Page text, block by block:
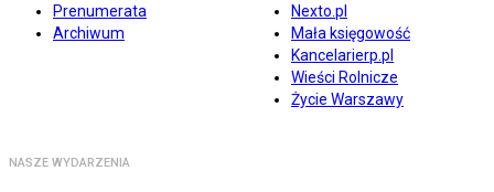
Prenumerata
Archiwum
Nexto.pl
Mała księgowość
Kancelarierp.pl
Wieści Rolnicze
Życie Warszawy
NASZE WYDARZENIA